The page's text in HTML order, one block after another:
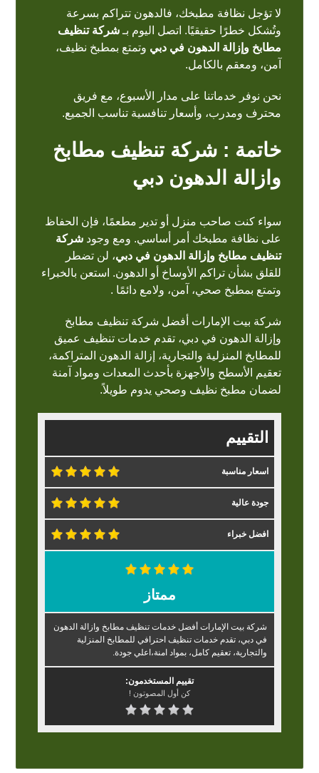
لا تؤجل نظافة مطبخك، فالدهون تتراكم بسرعة
وتُشكل خطرًا حقيقيًا. اتصل اليوم بـشركة تنظيف
مطابخ وإزالة الدهون في دبي وتمتع بمطبخ نظيف،
آمن، ومعقم بالكامل.
نحن نوفر خدماتنا على مدار الأسبوع، مع فريق
محترف ومدرب، وأسعار تنافسية تناسب الجميع.
خاتمة : شركة تنظيف مطابخ
وازالة الدهون دبي
سواء كنت صاحب منزل أو تدير مطعمًا، فإن الحفاظ
على نظافة مطبخك أمر أساسي. ومع وجودشركة
تنظيف مطابخ وإزالة الدهون في دبي، لن تضطر
للقلق بشأن تراكم الأوساخ أو الدهون. استعن بالخبراء
وتمتع بمطبخ صحي، آمن، ولامع دائمًا .
شركة بيت الإمارات أفضل شركة تنظيف مطابخ
وإزالة الدهون في دبي، تقدم خدمات تنظيف عميق
للمطابخ المنزلية والتجارية، إزالة الدهون المتراكمة،
تعقيم الأسطح والأجهزة بأحدث المعدات ومواد آمنة
لضمان مطبخ نظيف وصحي يدوم طويلاً.
التقييم
اسعار مناسبة
جودة عالية
افضل خبراء
ممتاز
شركة بيت الإمارات أفضل خدمات تنظيف مطابخ وازالة الدهون
في دبي، تقدم خدمات تنظيف احترافي للمطابخ المنزلية
والتجارية، تعقيم كامل، بمواد امنة،اعلي جودة.
تقييم المستخدمون:
كن أول المصوتون !